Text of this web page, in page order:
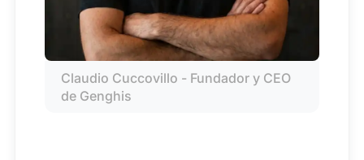
Claudio Cuccovillo - Fundador y CEO
de Genghis